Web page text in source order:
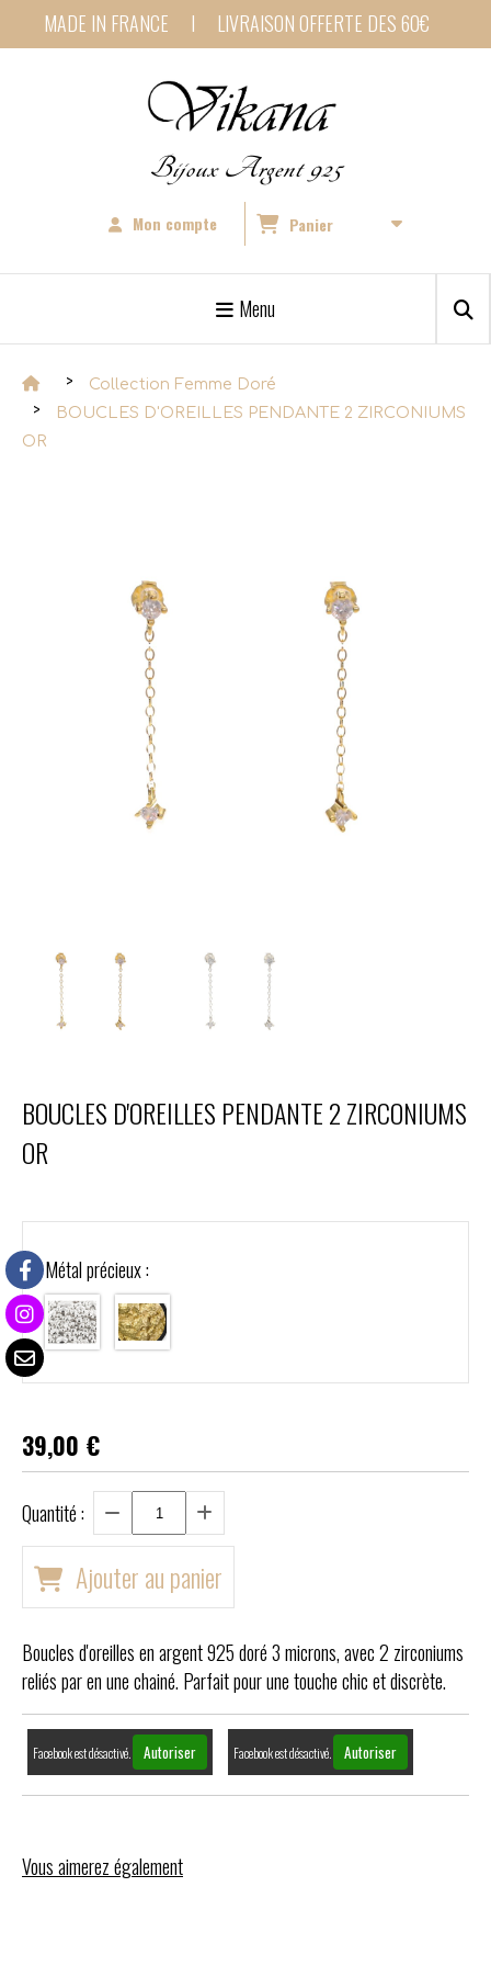
MADE IN FRANCE I LIVRAISON OFFERTE DES 60€
Bijoux Argent 925
Mon compte Panier
Menu
Collection Femme Doré
BOUCLES D'OREILLES PENDANTE 2 ZIRCONIUMS
OR
BOUCLES D'OREILLES PENDANTE 2 ZIRCONIUMS
OR
Métal précieux :
39,00 €
Quantité :
Ajouter au panier
Boucles d'oreilles en argent 925 doré 3 microns, avec 2 zirconiums
reliés par en une chainé. Parfait pour une touche chic et discrète.
Facebook est désactivé. Autoriser Facebook est désactivé. Autoriser
Vous aimerez également